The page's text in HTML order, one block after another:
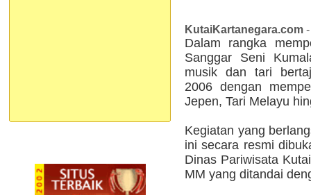
KutaiKartanegara.com
Dalam rangka
Sanggar Seni
musik dan tari
2006 dengan
Jepen, Tari Melayu
Kegiatan yang
ini secara resmi
Dinas Pariwisata
MM yang ditandai